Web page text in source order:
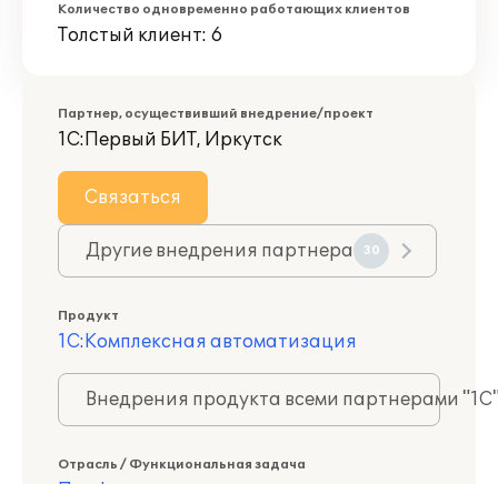
Количество одновременно работающих клиентов
Толстый клиент: 6
Партнер, осуществивший внедрение/проект
1С:Первый БИТ, Иркутск
Связаться
Другие внедрения партнера 30
Продукт
1С:Комплексная автоматизация
Внедрения продукта всеми партнерами
Отрасль / Функциональная задача